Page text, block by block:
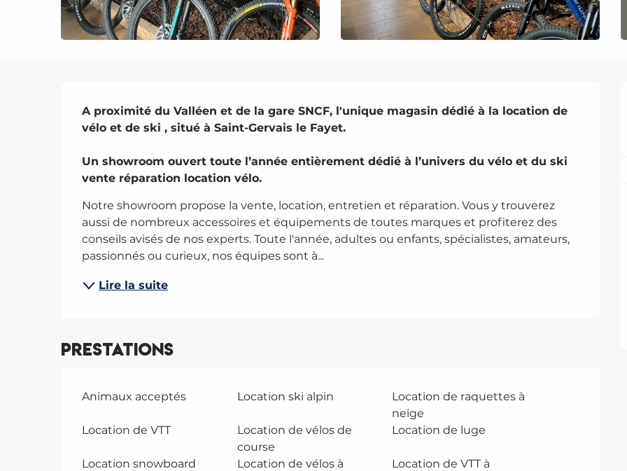
Description
A proximité du Valléen et de la gare SNCF, l'unique magasin dédié à la location de
vélo et de ski , situé à Saint-Gervais le Fayet.
Un showroom ouvert toute l’année entièrement dédié à l’univers du vélo et du ski
vente réparation location vélo.
Notre showroom propose la vente, location, entretien et réparation. Vous y trouverez
aussi de nombreux accessoires et équipements de toutes marques et profiterez des
conseils avisés de nos experts. Toute l'année, adultes ou enfants, spécialistes, amateurs,
passionnés ou curieux, nos équipes sont à...
Lire la suite
Prestations
Animaux acceptés Location ski alpin
Location de raquettes à
neige
Location de VTT
Location de vélos de
course
Location de luge
Location snowboard
Location de vélos à
Location de VTT à